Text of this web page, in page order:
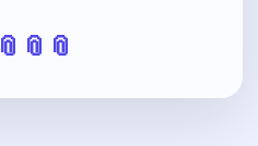
📎 📎 📎